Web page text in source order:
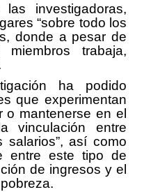
investigadoras,
“sobre todo los
donde a pesar de
trabaja,
ha podido
que experimentan
o mantenerse en el
vinculación entre
salarios”, así como
entre este tipo de
de ingresos y el